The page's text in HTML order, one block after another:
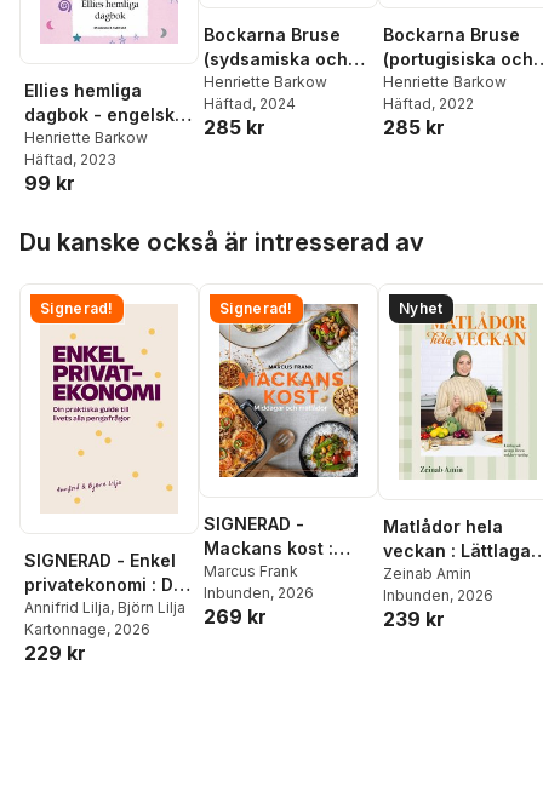
Ellies hemliga
dagbok - engelska
och svenska
Henriette Barkow
Häftad, 2023
99 kr
Bockarna Bruse
(sydsamiska och
svenska)
Henriette Barkow
Häftad, 2024
285 kr
Bockarna Bruse
(portugisiska och
svenska)
Henriette Barkow
Häftad, 2022
285 kr
Du kanske också är intresserad av
Signerad!
SIGNERAD - Enkel
privatekonomi : Din
praktiska guide till
livets alla
pengafrågor
Annifrid Lilja, Björn Lilja
Kartonnage, 2026
229 kr
Signerad!
SIGNERAD -
Mackans kost :
Middagar och
matlådor
Marcus Frank
Inbunden, 2026
269 kr
Nyhet
Matlådor hela
veckan :
recept för en
enklare vardag
Zeinab Amin
Inbunden, 2026
239 kr